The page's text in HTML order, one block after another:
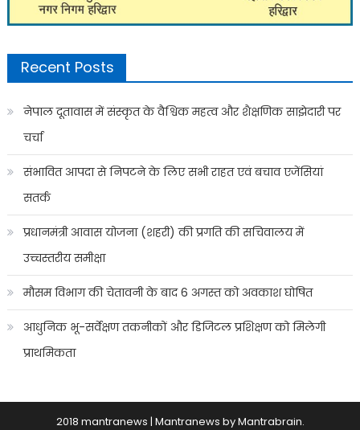
Recent Posts
नेपाल दूतावास में संस्कृत के वैश्विक महत्व और शैक्षणिक साझेदारी पर
चर्चा
संभावित आपदा से निपटने के लिए सभी राहत एवं बचाव एजेंसियां
सतर्क
प्रधानमंत्री आवास योजना (शहरी) की प्रगति की सचिवालय में
उच्चस्तरीय समीक्षा
मौसम विभाग की चेतावनी के बाद 6 अगस्त को अवकाश घोषित
आधुनिक भू-सर्वेक्षण तकनीकों और डिजिटल प्रशिक्षण को मिलेगी
प्राथमिकता
2018 mantranews | Mantranews byMantrabrain.